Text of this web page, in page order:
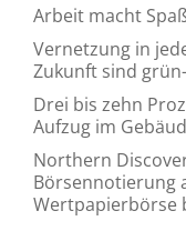
Arbeit macht
Vernetzung in
Zukunft sind
Drei bis zehn
Aufzug im
Northern
Börsennotierung
Wertpapierbörse